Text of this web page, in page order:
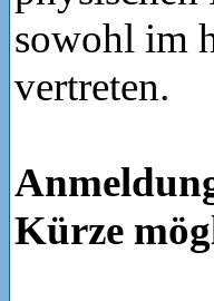
sowohl im
vertreten.
Kürze